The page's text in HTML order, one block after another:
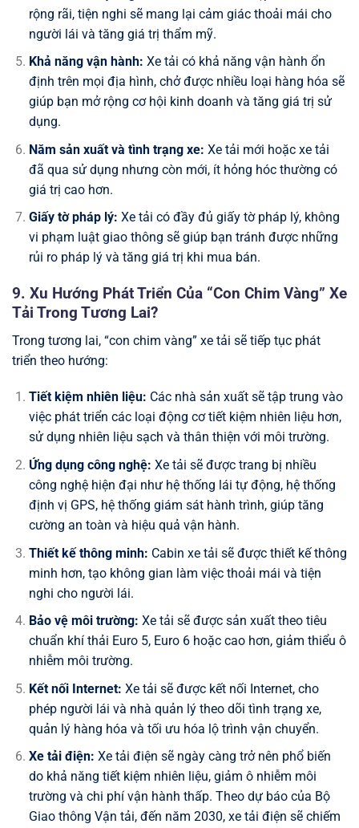
rộng rãi, tiện nghi sẽ mang lại cảm giác thoải mái cho
người lái và tăng giá trị thẩm mỹ.
Khả năng vận hành: Xe tải có khả năng vận hành ổn
định trên mọi địa hình, chở được nhiều loại hàng hóa sẽ
giúp bạn mở rộng cơ hội kinh doanh và tăng giá trị sử
dụng.
Năm sản xuất và tình trạng xe: Xe tải mới hoặc xe tải
đã qua sử dụng nhưng còn mới, ít hỏng hóc thường có
giá trị cao hơn.
Giấy tờ pháp lý: Xe tải có đầy đủ giấy tờ pháp lý, không
vi phạm luật giao thông sẽ giúp bạn tránh được những
rủi ro pháp lý và tăng giá trị khi mua bán.
9. Xu Hướng Phát Triển Của “Con Chim Vàng” Xe
Tải Trong Tương Lai?
Trong tương lai, “con chim vàng” xe tải sẽ tiếp tục phát
triển theo hướng:
Tiết kiệm nhiên liệu: Các nhà sản xuất sẽ tập trung vào
việc phát triển các loại động cơ tiết kiệm nhiên liệu hơn,
sử dụng nhiên liệu sạch và thân thiện với môi trường.
Ứng dụng công nghệ: Xe tải sẽ được trang bị nhiều
công nghệ hiện đại như hệ thống lái tự động, hệ thống
định vị GPS, hệ thống giám sát hành trình, giúp tăng
cường an toàn và hiệu quả vận hành.
Thiết kế thông minh: Cabin xe tải sẽ được thiết kế thông
minh hơn, tạo không gian làm việc thoải mái và tiện
nghi cho người lái.
Bảo vệ môi trường: Xe tải sẽ được sản xuất theo tiêu
chuẩn khí thải Euro 5, Euro 6 hoặc cao hơn, giảm thiểu ô
nhiễm môi trường.
Kết nối Internet: Xe tải sẽ được kết nối Internet, cho
phép người lái và nhà quản lý theo dõi tình trạng xe,
quản lý hàng hóa và tối ưu hóa lộ trình vận chuyển.
Xe tải điện: Xe tải điện sẽ ngày càng trở nên phổ biến
do khả năng tiết kiệm nhiên liệu, giảm ô nhiễm môi
trường và chi phí vận hành thấp. Theo dự báo của Bộ
Giao thông Vận tải, đến năm 2030, xe tải điện sẽ chiếm